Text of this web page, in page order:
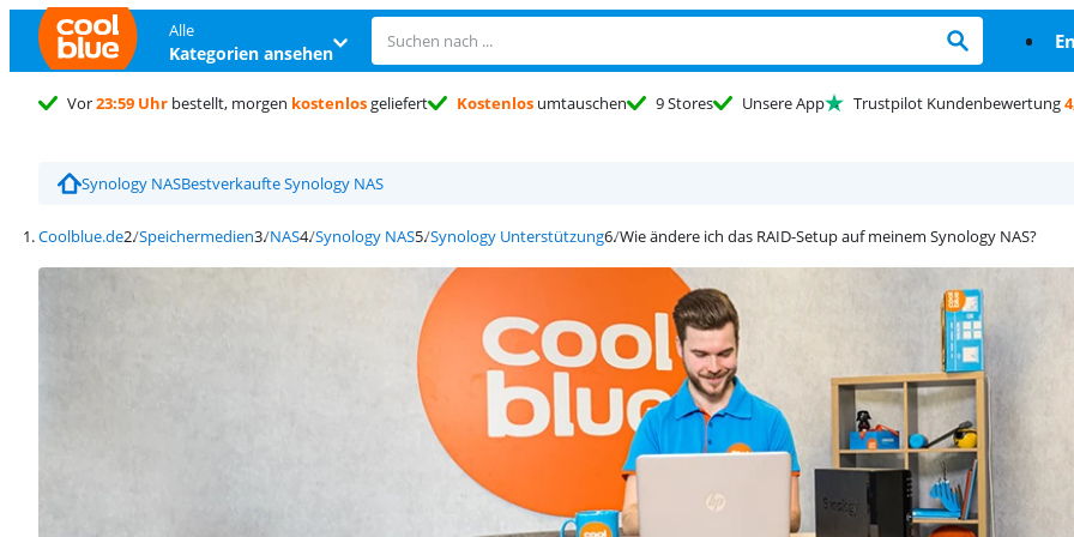
Alle
Kategorien ansehen
Vor23:59 Uhr bestellt, morgen kostenlosgeliefert Kostenlos umtauschen 9 Stores Unsere App Trustpilot Kundenbewertung
Synology NASBestverkaufte Synology NAS
Coolblue.de Speichermedien NAS Synology NAS Synology Unterstützung Wie ändere ich das RAID-Setup auf meinem Synology NAS?